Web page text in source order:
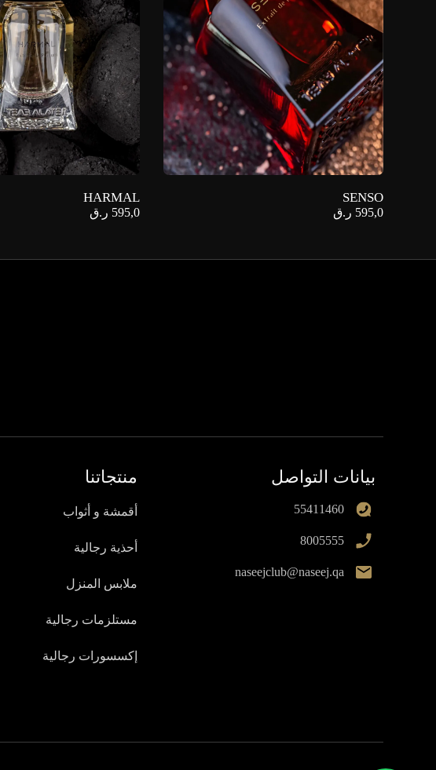
SENSO
595,0 ر.ق
HARMAL
595,0 ر.ق
بيانات التواصل
55411460
8005555
naseejclub@naseej.qa
منتجاتنا
أقمشة و أثواب
أحذية رجالية
ملابس المنزل
مستلزمات رجالية
إكسسورات رجالية